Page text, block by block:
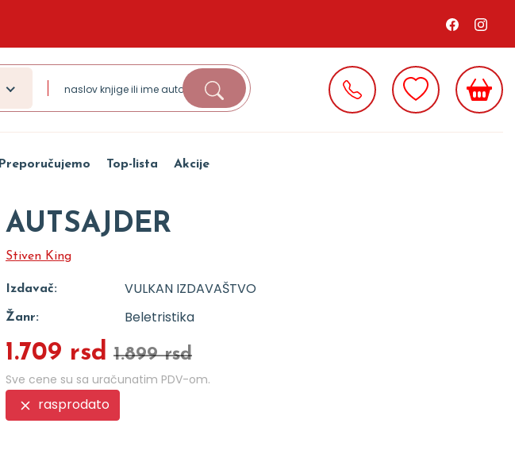
Preporučujemo Top-lista Akcije
AUTSAJDER
Stiven King
Izdavač: VULKAN IZDAVAŠTVO
Žanr: Beletristika
1.709 rsd 1.899 rsd
Sve cene su sa uračunatim PDV-om.
rasprodato